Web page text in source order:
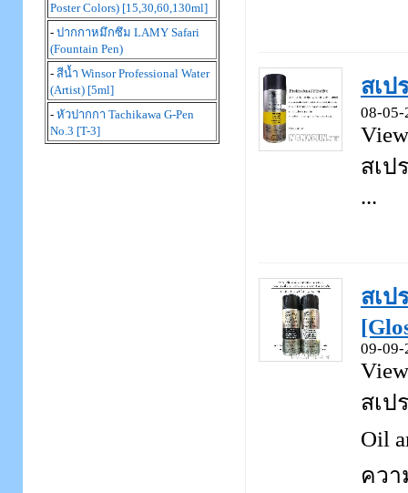
Poster Colors) [15,30,60,130ml]
- ปากกาหมึกซึม LAMY Safari
(Fountain Pen)
- สีน้ำ Winsor Professional Water
(Artist) [5ml]
- หัวปากกา Tachikawa G-Pen
No.3 [T-3]
สเป
08-05-
สเป
...
สเป
09-09-
สเป
Oil
ควา